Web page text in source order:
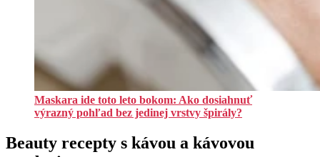
Maskara ide toto leto bokom: Ako dosiahnuť
výrazný pohľad bez jedinej vrstvy špirály?
Beauty recepty s kávou a kávovou